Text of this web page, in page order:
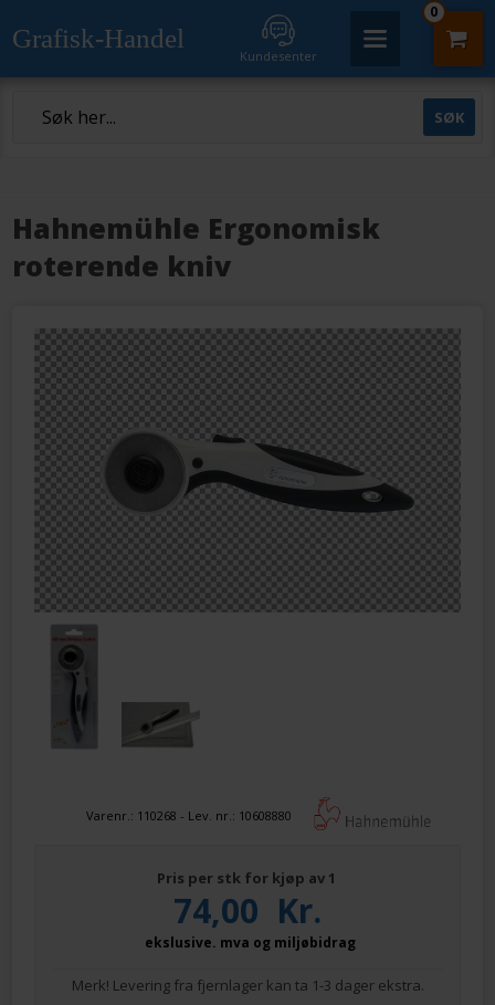
Grafisk-Handel
Kundesenter
0
Hahnemühle Ergonomisk
roterende kniv
Varenr.: 110268 - Lev. nr.: 10608880
Pris per stk for kjøp av 1
74,00 Kr.
ekslusive. mva og miljøbidrag
Merk! Levering fra fjernlager kan ta 1-3 dager ekstra.